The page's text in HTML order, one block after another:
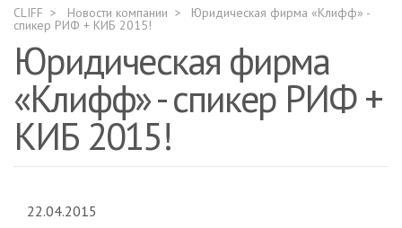
CLIFF Новости компании Юридическая фирма «Клифф» -
спикер РИФ + КИБ 2015!
Юридическая фирма
«Клифф» - спикер РИФ +
КИБ 2015!
22.04.2015